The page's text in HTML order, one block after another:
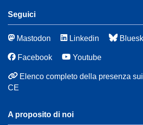
Seguici
Mastodon Linkedin
Facebook Youtube
Elenco completo della presenza
CE
A proposito di noi